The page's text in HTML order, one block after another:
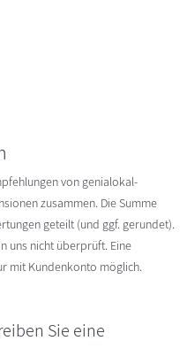
von genialokal-
zusammen. Die Summe
geteilt (und ggf. gerundet).
uns nicht überprüft. Eine
mit Kundenkonto möglich.
Sie eine